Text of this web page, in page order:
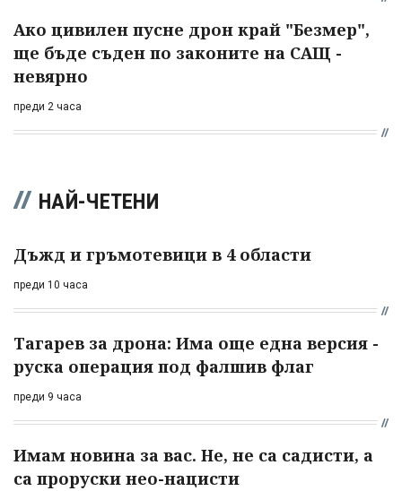
Ако цивилен пусне дрон край "Безмер",
ще бъде съден по законите на САЩ -
невярно
преди 2 часа
НАЙ-ЧЕТЕНИ
Дъжд и гръмотевици в 4 области
преди 10 часа
Тагарев за дрона: Има още една версия -
руска операция под фалшив флаг
преди 9 часа
Имам новина за вас. Не, не са садисти, а
са проруски нео-нацисти